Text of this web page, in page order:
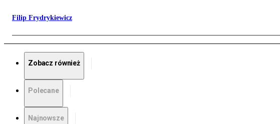
Filip Frydrykiewicz
Zobacz również
Polecane
Najnowsze